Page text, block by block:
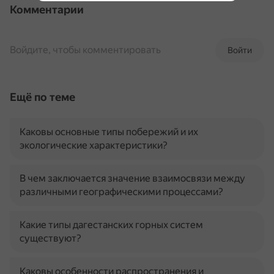
Комментарии
Войти
Войдите, чтобы комментировать
Ещё по теме
Каковы основные типы побережий и их
экологические характеристики?
В чем заключается значение взаимосвязи между
различными географическими процессами?
Какие типы дагестанских горных систем
существуют?
Каковы особенности распространения и